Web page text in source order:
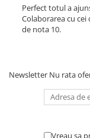
Perfect totul a
Colaborarea cu cei
de nota 10.
Newsletter Nu rata
Vreau sa